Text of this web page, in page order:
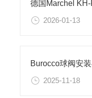
2026-01-13
Burocco球阀安
2025-11-18